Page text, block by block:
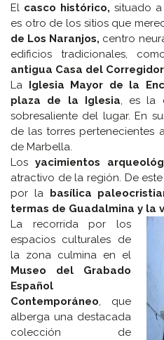
El casco histórico, situado
es otro de los sitios que
de Los Naranjos, centro
edificios tradicionales,
antigua Casa del
La Iglesia Mayor de la
plaza de la Iglesia, es la
sobresaliente del lugar. En
de las torres pertenecientes
de Marbella.
Losyacimientos
atractivo de la región. De
por la basílica
termas de Guadalmina y la
La recorrida por los
espacios culturales de
la zona culmina en el
Museo del Grabado
Español
Contemporáneo, que
alberga una destacada
colección de